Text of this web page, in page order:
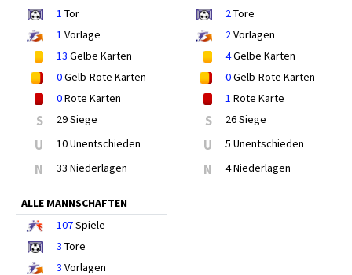
1 Tor
1 Vorlage
13 Gelbe Karten
0Gelb-Rote Karten
0Rote Karten
S 29 Siege
U 10 Unentschieden
N 33 Niederlagen
2Tore
2Vorlagen
4Gelbe Karten
0Gelb-Rote Karten
1 Rote Karte
S 26 Siege
U 5 Unentschieden
N 4 Niederlagen
ALLE MANNSCHAFTEN
107Spiele
3 Tore
3 Vorlagen